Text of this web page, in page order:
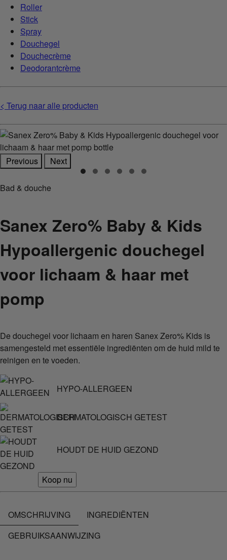
Roller
Stick
Spray
Douchegel
Douchecrème
Deodorantcrème
< Terug naar alle producten
Previous Next
Bad & douche
Sanex Zero% Baby & Kids
Hypoallergenic douchegel
voor lichaam & haar met
pomp
De douchegel voor lichaam en haren Sanex Zero% Kids is
samengesteld met essentiële ingrediënten om de huid mild te
reinigen en te voeden.
HYPO-ALLERGEEN
DERMATOLOGISCH GETEST
HOUDT DE HUID GEZOND
Koop nu
OMSCHRIJVING
INGREDIËNTEN
GEBRUIKSAANWIJZING